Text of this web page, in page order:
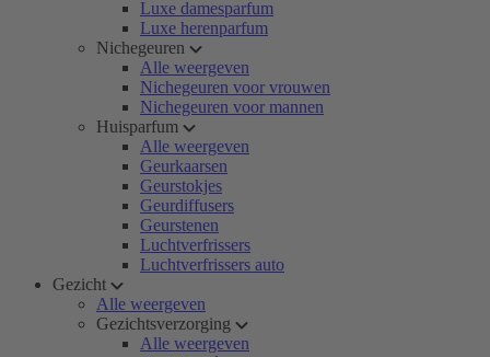
Luxe damesparfum
Luxe herenparfum
Nichegeuren
Alle weergeven
Nichegeuren voor vrouwen
Nichegeuren voor mannen
Huisparfum
Alle weergeven
Geurkaarsen
Geurstokjes
Geurdiffusers
Geurstenen
Luchtverfrissers
Luchtverfrissers auto
Gezicht
Alle weergeven
Gezichtsverzorging
Alle weergeven